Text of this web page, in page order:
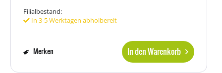
Filialbestand:
In 3-5 Werktagen abholbereit
In den Warenkorb
Merken